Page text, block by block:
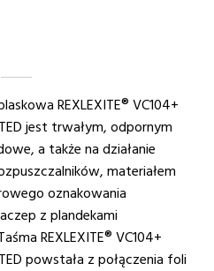
REXLEXITE® VC104+
jest trwałym, odpornym
a także na działanie
materiałem
oznakowania
z plandekami
REXLEXITE® VC104+
powstała z połączenia foli